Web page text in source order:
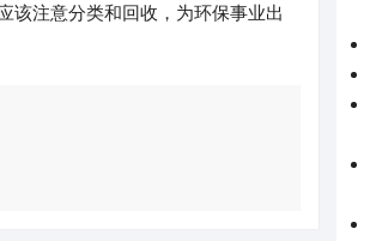
该注意分类和回收，为环保事业出